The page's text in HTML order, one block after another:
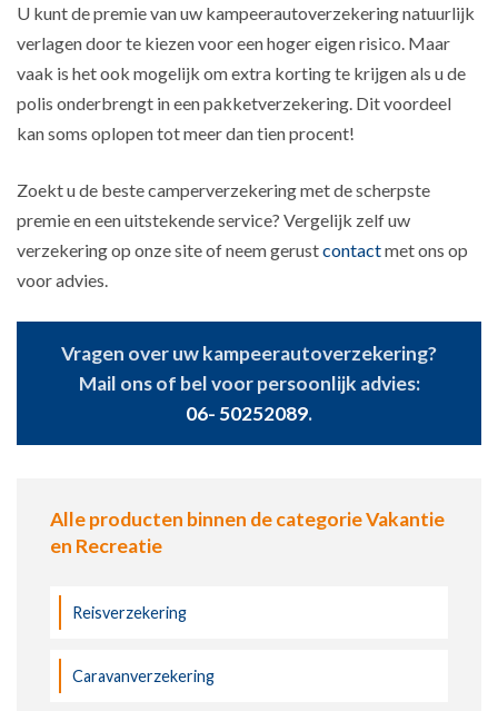
U kunt de premie van uw kampeerautoverzekering natuurlijk
verlagen door te kiezen voor een hoger eigen risico. Maar
vaak is het ook mogelijk om extra korting te krijgen als u de
polis onderbrengt in een pakketverzekering. Dit voordeel
kan soms oplopen tot meer dan tien procent!
Zoekt u de beste camperverzekering met de scherpste
premie en een uitstekende service? Vergelijk zelf uw
verzekering op onze site of neem gerustcontactmet ons op
voor advies.
Vragen over uw kampeerautoverzekering?
Mail ons of bel voor persoonlijk advies:
06- 50252089.
Alle producten binnen de categorie Vakantie
en Recreatie
Reisverzekering
Caravanverzekering